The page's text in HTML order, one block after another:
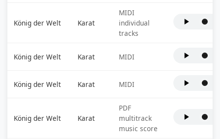
König der Welt Karat
MIDI
individual
tracks
König der Welt Karat MIDI
König der Welt Karat MIDI
König der Welt Karat
PDF
multitrack
music score